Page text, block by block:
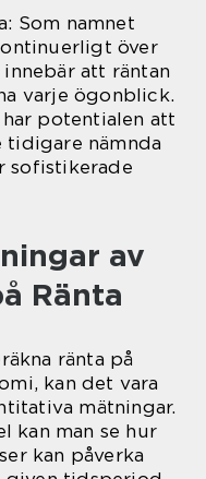
Som namnet
över
att räntan
varje ögonblick.
potentialen att
tidigare nämnda
sofistikerade
av
Ränta
ränta på
kan det vara
mätningar.
kan man se hur
kan påverka